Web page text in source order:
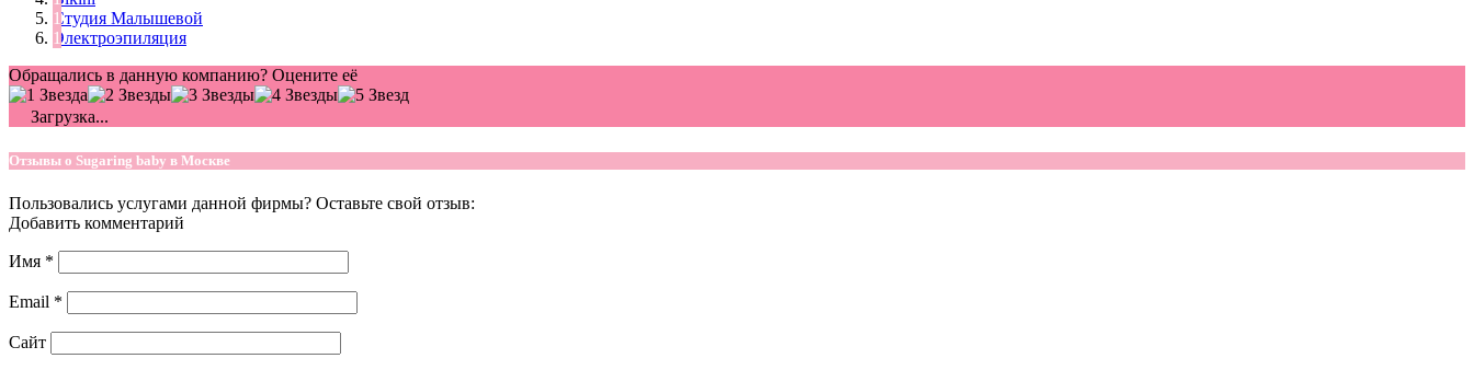
Студия Малышевой
Электроэпиляция
Обращались в данную компанию? Оцените её
Загрузка...
Отзывы о Sugaring baby в Москве
Пользовались услугами данной фирмы? Оставьте свой отзыв:
Добавить комментарий
Имя *
Email *
Сайт